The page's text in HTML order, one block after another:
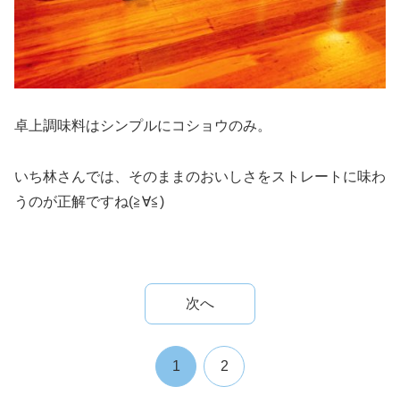
卓上調味料はシンプルにコショウのみ。
いち林さんでは、そのままのおいしさをストレートに味わ
うのが正解ですね(≧∀≦)
次へ
1 2